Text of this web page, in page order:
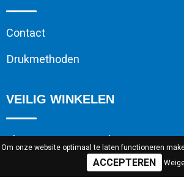
Contact
Drukmethoden
VEILIG WINKELEN
Algemene voorwaarden
Cookieverklaring
Om onze website optimaal te laten functioneren